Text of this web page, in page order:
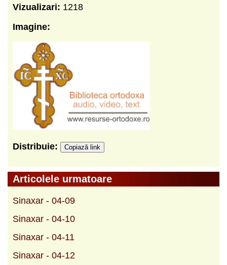
Vizualizari: 1218
Imagine:
Distribuie: Copiază link
Articolele urmatoare
Sinaxar - 04-09
Sinaxar - 04-10
Sinaxar - 04-11
Sinaxar - 04-12